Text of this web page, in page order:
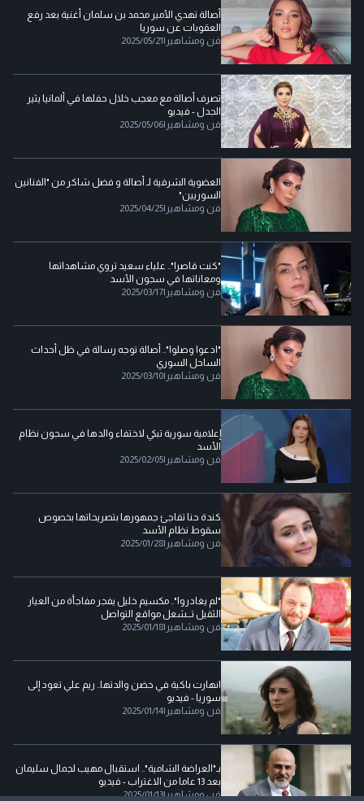
أصالة تهدي الأمير محمد بن سلمان أغنية بعد رفع
العقوبات عن سوريا
فن ومشاهير |
2025/05/21
تصرف أصالة مع معجب خلال حفلها في ألمانيا يثير
الجدل - فيديو
فن ومشاهير |
2025/05/06
العضوية الشرفية لـ أصالة و فضل شاكر من "الفنانين
السوريين"
فن ومشاهير |
2025/04/25
"كنت قاصرا".. علياء سعيد تروي مشاهداتها
ومعاناتها في سجون الأسد
فن ومشاهير |
2025/03/17
"ادعوا وصلوا".. أصالة توجه رسالة في ظل أحداث
الساحل السوري
فن ومشاهير |
2025/03/10
إعلامية سورية تبكي لاختفاء والدها في سجون نظام
الأسد
فن ومشاهير |
2025/02/05
كندة حنا تفاجئ جمهورها بتصريحاتها بخصوص
سقوط نظام الأسد
فن ومشاهير |
2025/01/28
"لم يغادروا".. مكسيم خليل يفجر مفاجأة من العيار
الثقيل تـــشعل مواقع التواصل
فن ومشاهير |
2025/01/18
انهارت باكية في حضن والدتها.. ريم علي تعود إلى
سوريا - فيديو
فن ومشاهير |
2025/01/14
بـ"العراضة الشامية".. استقبال مهيب لجمال سليمان
بعد 13 عاما من الاغتراب - فيديو
فن ومشاهير|
2025/01/13